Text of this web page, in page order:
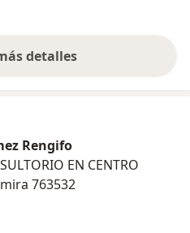
detalles
sobre la experiencia
Rengifo
EN CENTRO
763532